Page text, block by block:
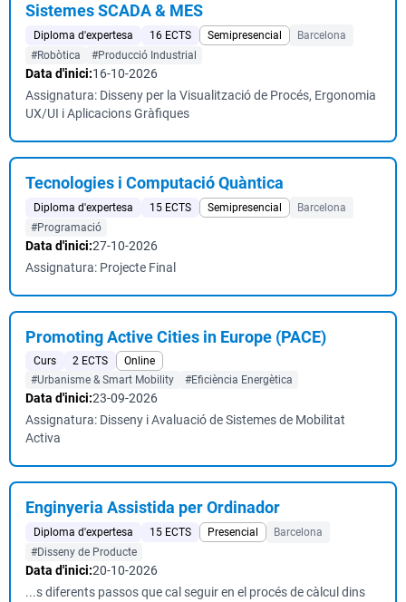
Sistemes SCADA & MES
Diploma d'expertesa 16 ECTS Semipresencial
Barcelona
#Robòtica
#Producció Industrial
Data d'inici:16-10-2026
Assignatura: Disseny per la Visualització de Procés, Ergonomia
UX/UI i Aplicacions Gràfiques
Tecnologies i Computació Quàntica
Diploma d'expertesa 15 ECTS Semipresencial
Barcelona
#Programació
Data d'inici:27-10-2026
Assignatura: Projecte Final
Promoting Active Cities in Europe (PACE)
Curs 2 ECTS
Online
#Urbanisme & Smart Mobility
#Eficiència Energètica
Data d'inici:23-09-2026
Assignatura: Disseny i Avaluació de Sistemes de Mobilitat
Activa
Enginyeria Assistida per Ordinador
Diploma d'expertesa 15 ECTS Presencial
Barcelona
#Disseny de Producte
Data d'inici:20-10-2026
...s diferents passos que cal seguir en el procés de càlcul dins